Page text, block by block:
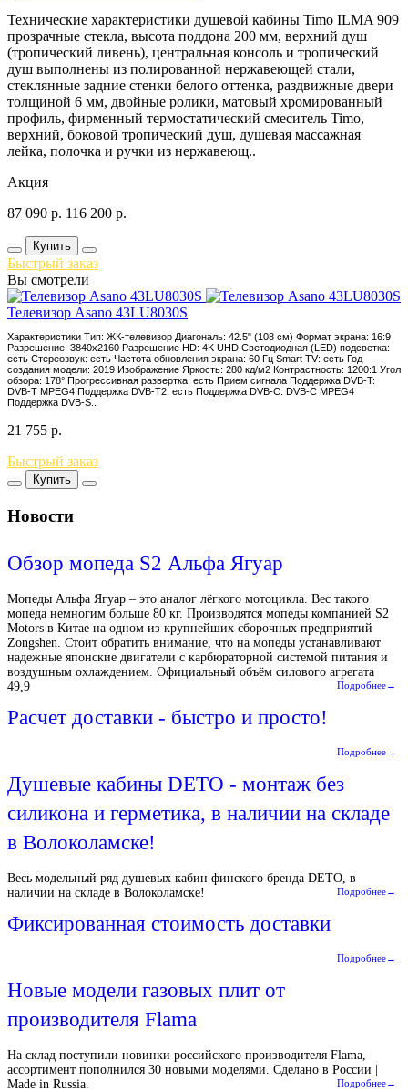
Технические характеристики душевой кабины Timo ILMA 909
прозрачные стекла, высота поддона 200 мм, верхний душ
(тропический ливень), центральная консоль и тропический
душ выполнены из полированной нержавеющей стали,
стеклянные задние стенки белого оттенка, раздвижные двери
толщиной 6 мм, двойные ролики, матовый хромированный
профиль, фирменный термостатический смеситель Timo,
верхний, боковой тропический душ, душевая массажная
лейка, полочка и ручки из нержавеющ..
Акция
87 090 р. 116 200 р.
Купить
Быстрый заказ
Вы смотрели
Телевизор Asano 43LU8030S
Характеристики Тип: ЖК-телевизор Диагональ: 42.5" (108 см) Формат экрана: 16:9
Разрешение: 3840x2160 Разрешение HD: 4K UHD Светодиодная (LED) подсветка:
есть Стереозвук: есть Частота обновления экрана: 60 Гц Smart TV: есть Год
создания модели: 2019 Изображение Яркость: 280 кд/м2 Контрастность: 1200:1 Угол
обзора: 178° Прогрессивная развертка: есть Прием сигнала Поддержка DVB-T:
DVB-T MPEG4 Поддержка DVB-T2: есть Поддержка DVB-C: DVB-C MPEG4
Поддержка DVB-S..
21 755 р.
Быстрый заказ
Купить
Новости
Обзор мопеда S2 Альфа Ягуар
Мопеды Альфа Ягуар – это аналог лёгкого мотоцикла. Вес такого
мопеда немногим больше 80 кг. Производятся мопеды компанией S2
Motors в Китае на одном из крупнейших сборочных предприятий
Zongshen. Стоит обратить внимание, что на мопеды устанавливают
надежные японские двигатели с карбюраторной системой питания и
воздушным охлаждением. Официальный объём силового агрегата
49,9
Подробнее→
Расчет доставки - быстро и просто!
Подробнее→
Душевые кабины DETO - монтаж без
силикона и герметика, в наличии на складе
в Волоколамске!
Весь модельный ряд душевых кабин финского бренда DETO, в
наличии на складе в Волоколамске!
Подробнее→
Фиксированная стоимость доставки
Подробнее→
Новые модели газовых плит от
производителя Flama
На склад поступили новинки российского производителя Flama,
ассортимент пополнился 30 новыми моделями. Сделано в России |
Made in Russia.
Подробнее→